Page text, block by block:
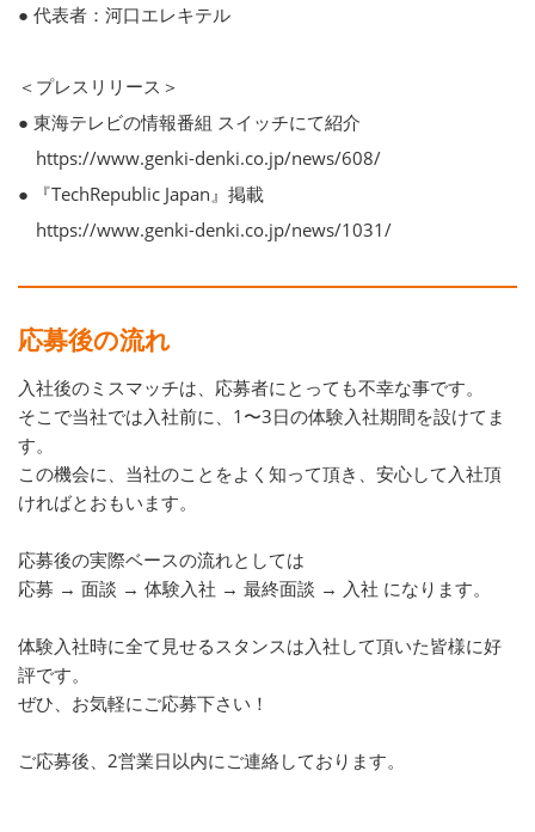
● 代表者：河口エレキテル
＜プレスリリース＞
● 東海テレビの情報番組 スイッチにて紹介
https://www.genki-denki.co.jp/news/608/
● 『TechRepublic Japan』掲載
https://www.genki-denki.co.jp/news/1031/
応募後の流れ
入社後のミスマッチは、応募者にとっても不幸な事です。
そこで当社では入社前に、1〜3日の体験入社期間を設けてま
す。
この機会に、当社のことをよく知って頂き、安心して入社頂
ければとおもいます。
応募後の実際ベースの流れとしては
応募 → 面談 → 体験入社 → 最終面談 → 入社 になります。
体験入社時に全て見せるスタンスは入社して頂いた皆様に好
評です。
ぜひ、お気軽にご応募下さい！
ご応募後、2営業日以内にご連絡しております。